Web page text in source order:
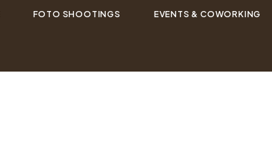
FOTO SHOOTINGS EVENTS & COWORKING